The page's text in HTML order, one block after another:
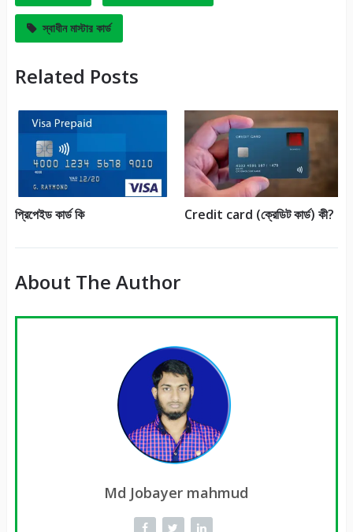
স্বাধীন মাস্টার কার্ড
Related Posts
প্রিপেইড কার্ড কি Credit card (ক্রেডিট কার্ড) কী?
About The Author
Md Jobayer mahmud